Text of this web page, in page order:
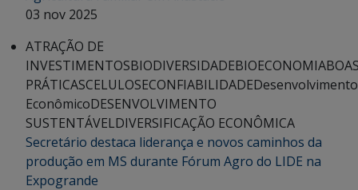
03 nov 2025
ATRAÇÃO DE
INVESTIMENTOSBIODIVERSIDADEBIOECONOMIA
PRÁTICASCELULOSECONFIABILIDADEDesenvolvimento
EconômicoDESENVOLVIMENTO
SUSTENTÁVELDIVERSIFICAÇÃO ECONÔMICA
Secretário destaca liderança e novos caminhos da
produção em MS durante Fórum Agro do LIDE na
Expogrande